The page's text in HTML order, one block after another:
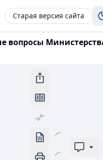
Старая версия сайта
вопросы